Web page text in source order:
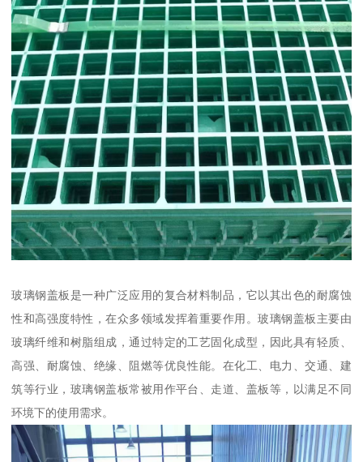
玻璃钢盖板是一种广泛应用的复合材料制品，它以其出色的耐腐蚀
性和高强度特性，在众多领域发挥着重要作用。玻璃钢盖板主要由
玻璃纤维和树脂组成，通过特定的工艺固化成型，因此具有轻质、
高强、耐腐蚀、绝缘、阻燃等优良性能。在化工、电力、交通、建
筑等行业，玻璃钢盖板常被用作平台、走道、盖板等，以满足不同
环境下的使用需求。